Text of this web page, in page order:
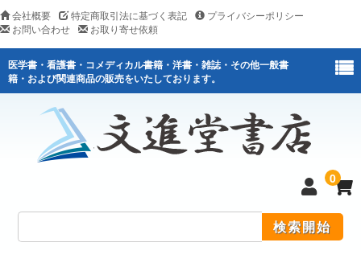
会社概要 特定商取引法に基づく表記
プライバシーポリシー
お問い合わせ
お取り寄せ依頼
医学書・看護書・コメディカル書籍・洋書・雑誌・その他一般書
籍・および関連商品の販売をいたしております。
0